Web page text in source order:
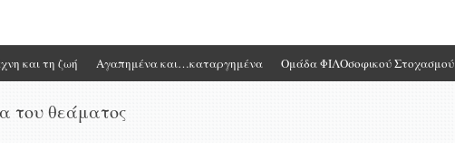
και τη ζωή Αγαπημένα και…καταργημένα Ομάδα ΦΙΛΟσοφικού Στοχασμού
του θεάματος